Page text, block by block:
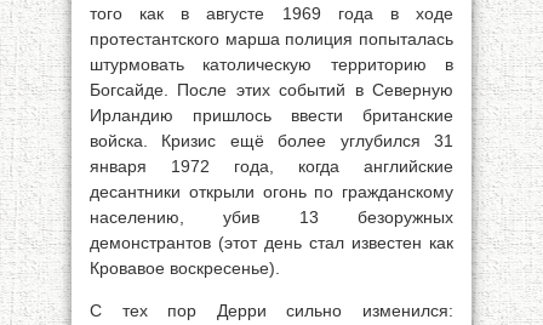
того как в августе 1969 года в ходе
протестантского марша полиция попыталась
штурмовать католическую территорию в
Богсайде. После этих событий в Северную
Ирландию пришлось ввести британские
войска. Кризис ещё более углубился 31
января 1972 года, когда английские
десантники открыли огонь по гражданскому
населению, убив 13 безоружных
демонстрантов (этот день стал известен как
Кровавое воскресенье).
С тех пор Дерри сильно изменился: